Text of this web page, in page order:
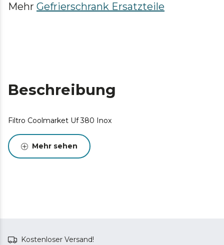
Mehr Gefrierschrank Ersatzteile
Beschreibung
Filtro Coolmarket Uf 380 Inox
Mehr sehen
Kostenloser Versand!